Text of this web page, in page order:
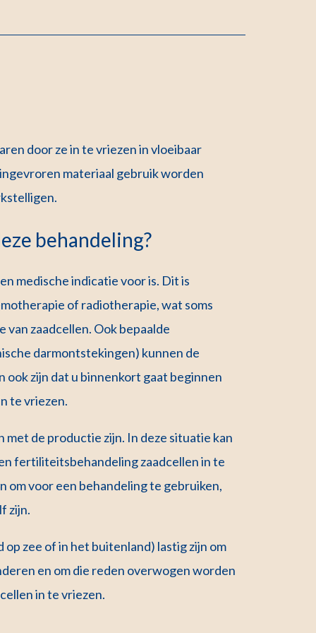
door ze in te vriezen in vloeibaar
materiaal gebruik worden
behandeling?
medische indicatie voor is. Dit is
of radiotherapie, wat soms
zaadcellen. Ook bepaalde
darmontstekingen) kunnen de
ook zijn dat u binnenkort gaat beginnen
te vriezen.
met de productie zijn. In deze situatie kan
fertiliteitsbehandeling zaadcellen in te
om voor een behandeling te gebruiken,
zijn.
zee of in het buitenland) lastig zijn om
en om die reden overwogen worden
in te vriezen.